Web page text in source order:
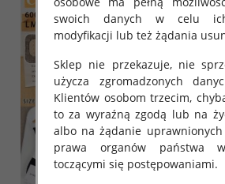
swoich danych w celu
modyfikacji lub też żądania
Sklep nie przekazuje, nie
użycza zgromadzonych
Klientów osobom trzecim,
to za wyraźną zgodą lub na
albo na żądanie
prawa organów państwa
toczącymi się postępowaniami.